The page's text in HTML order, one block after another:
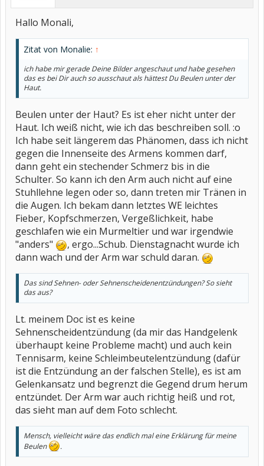
Hallo Monali,
Zitat von Monalie: ↑
ich habe mir gerade Deine Bilder angeschaut und habe gesehen
das es bei Dir auch so ausschaut als hättest Du Beulen unter der
Haut.
Beulen unter der Haut? Es ist eher nicht unter der
Haut. Ich weiß nicht, wie ich das beschreiben soll. :o
Ich habe seit längerem das Phänomen, dass ich nicht
gegen die Innenseite des Armens kommen darf,
dann geht ein stechender Schmerz bis in die
Schulter. So kann ich den Arm auch nicht auf eine
Stuhllehne legen oder so, dann treten mir Tränen in
die Augen. Ich bekam dann letztes WE leichtes
Fieber, Kopfschmerzen, Vergeßlichkeit, habe
geschlafen wie ein Murmeltier und war irgendwie
"anders"
, ergo...Schub. Dienstagnacht wurde ich
dann wach und der Arm war schuld daran.
Das sind Sehnen- oder Sehnenscheidenentzündungen? So sieht
das aus?
Lt. meinem Doc ist es keine
Sehnenscheidentzündung (da mir das Handgelenk
überhaupt keine Probleme macht) und auch kein
Tennisarm, keine Schleimbeutelentzündung (dafür
ist die Entzündung an der falschen Stelle), es ist am
Gelenkansatz und begrenzt die Gegend drum herum
entzündet. Der Arm war auch richtig heiß und rot,
das sieht man auf dem Foto schlecht.
Mensch, vielleicht wäre das endlich mal eine Erklärung für meine
Beulen
.